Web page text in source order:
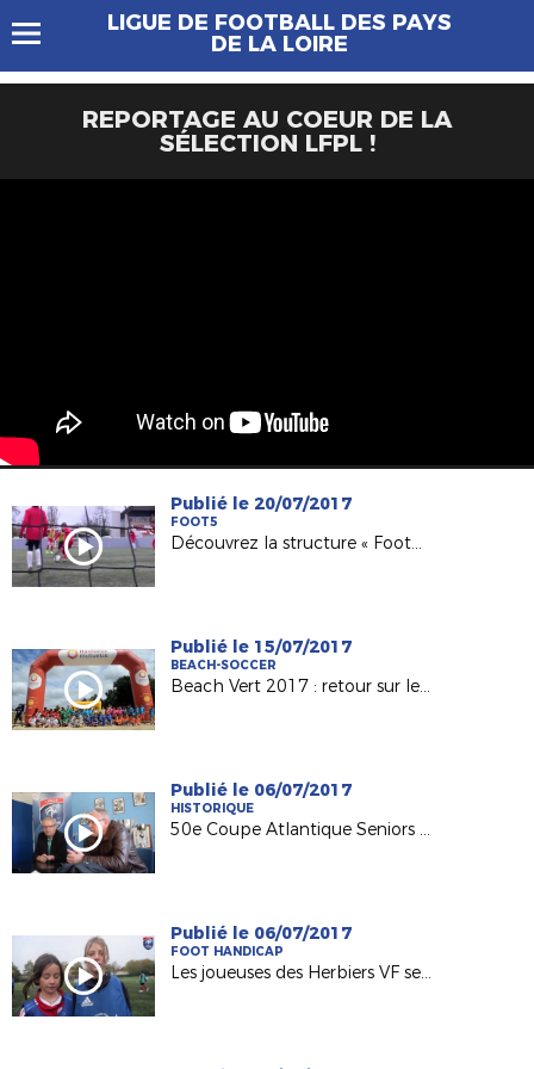
LIGUE DE FOOTBALL DES PAYS
DE LA LOIRE
REPORTAGE AU COEUR DE LA
SÉLECTION LFPL !
Publié le 20/07/2017
FOOT5
Découvrez la structure « Foot5 Mobile FFF » !
Publié le 15/07/2017
BEACH-SOCCER
Beach Vert 2017 : retour sur les 4 étapes de la 1ère semaine !
Publié le 06/07/2017
HISTORIQUE
50e Coupe Atlantique Seniors : Retour sur la victoire de l'ASPTT Nantes en 1982
Publié le 06/07/2017
FOOT HANDICAP
Les joueuses des Herbiers VF sensibilisées au football adapté